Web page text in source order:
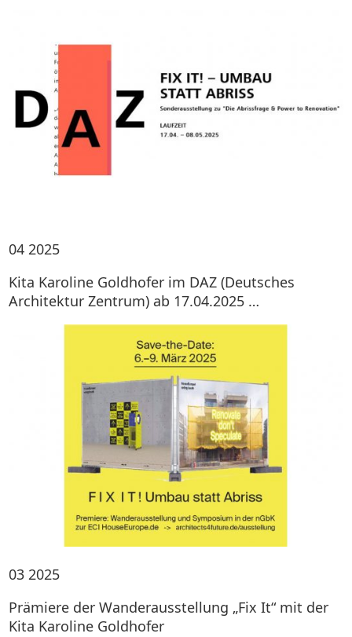
04 2025
Kita Karoline Goldhofer im DAZ (Deutsches
Architektur Zentrum) ab 17.04.2025 …
03 2025
Prämiere der Wanderausstellung „Fix It“ mit der
Kita Karoline Goldhofer